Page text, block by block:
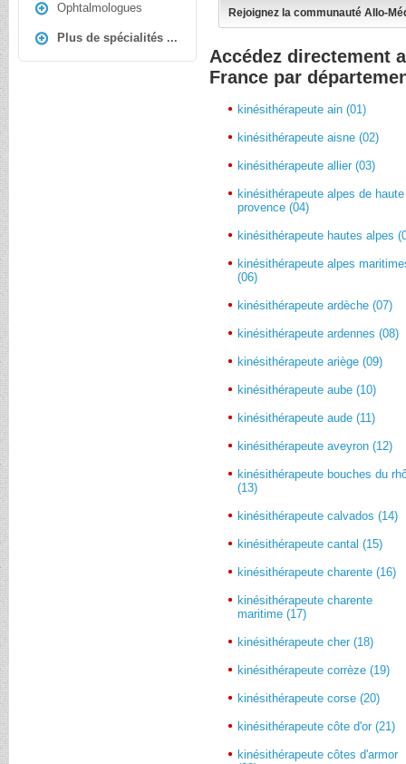
Ophtalmologues
Plus de spécialités ...
Rejoignez la communauté Allo-
Accédez directement
France par
kinésithérapeute ain (01)
kinésithérapeute aisne (02)
kinésithérapeute allier (03)
kinésithérapeute alpes de haute
provence (04)
kinésithérapeute hautes alpes
kinésithérapeute alpes
(06)
kinésithérapeute ardèche (07)
kinésithérapeute ardennes (08)
kinésithérapeute ariège (09)
kinésithérapeute aube (10)
kinésithérapeute aude (11)
kinésithérapeute aveyron (12)
kinésithérapeute bouches du
(13)
kinésithérapeute calvados (14)
kinésithérapeute cantal (15)
kinésithérapeute charente (16)
kinésithérapeute charente
maritime (17)
kinésithérapeute cher (18)
kinésithérapeute corrèze (19)
kinésithérapeute corse (20)
kinésithérapeute côte d'or (21)
kinésithérapeute côtes d'armor